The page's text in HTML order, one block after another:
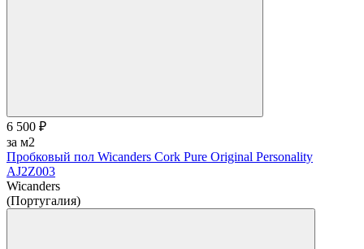
6 500 ₽
за м2
Пробковый пол Wicanders Cork Pure Original Personality
AJ2Z003
Wicanders
(Португалия)